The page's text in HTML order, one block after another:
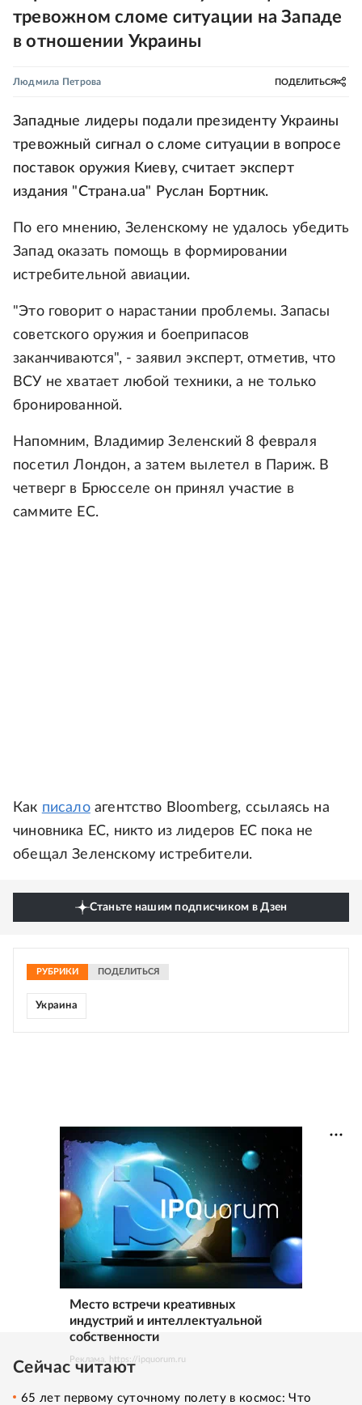
тревожном сломе ситуации на Западе
в отношении Украины
Людмила Петрова ПОДЕЛИТЬСЯ
Западные лидеры подали президенту Украины
тревожный сигнал о сломе ситуации в вопросе
поставок оружия Киеву, считает эксперт
издания "Страна.ua" Руслан Бортник.
По его мнению, Зеленскому не удалось убедить
Запад оказать помощь в формировании
истребительной авиации.
"Это говорит о нарастании проблемы. Запасы
советского оружия и боеприпасов
заканчиваются", - заявил эксперт, отметив, что
ВСУ не хватает любой техники, а не только
бронированной.
Напомним, Владимир Зеленский 8 февраля
посетил Лондон, а затем вылетел в Париж. В
четверг в Брюсселе он принял участие в
саммите ЕС.
Как писалоагентство Bloomberg, ссылаясь на
чиновника ЕС, никто из лидеров ЕС пока не
обещал Зеленскому истребители.
Станьте нашим подписчиком в Дзен
РУБРИКИ ПОДЕЛИТЬСЯ
Украина
Место встречи креативных
индустрий и интеллектуальной
собственности
Реклама. https://ipquorum.ru
Сейчас читают
65 лет первому суточному полету в космос: Что